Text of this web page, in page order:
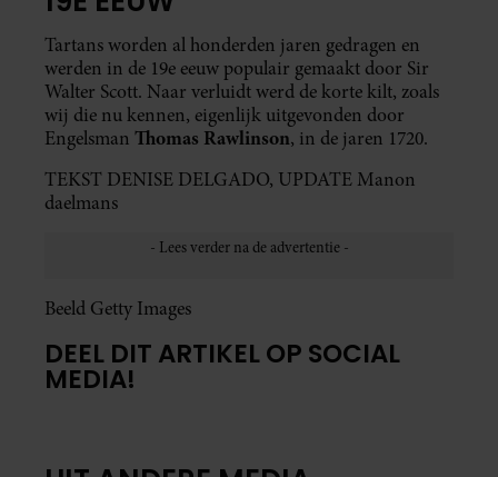
Tartans worden al honderden jaren gedragen en
werden in de 19e eeuw populair gemaakt door Sir
Walter Scott. Naar verluidt werd de korte kilt, zoals
wij die nu kennen, eigenlijk uitgevonden door
Engelsman Thomas Rawlinson, in de jaren 1720.
TEKST DENISE DELGADO, UPDATE Manon
daelmans
Beeld Getty Images
DEEL DIT ARTIKEL OP SOCIAL
MEDIA!